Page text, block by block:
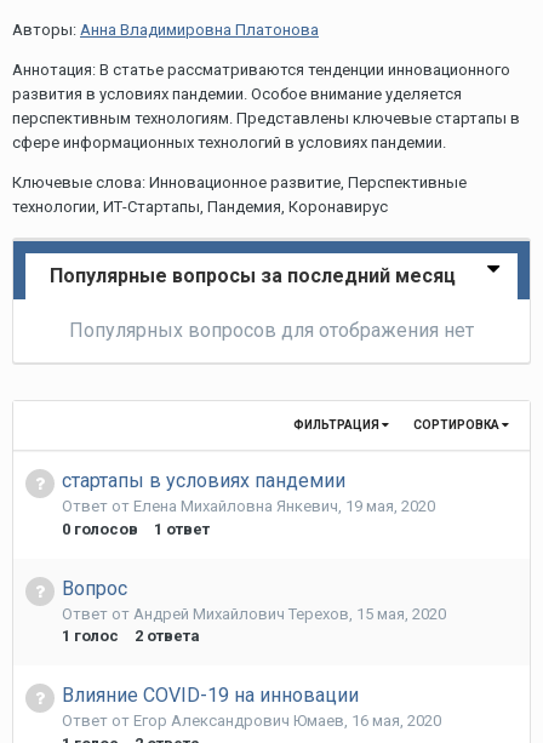
Авторы: Анна Владимировна Платонова
Аннотация: В статье рассматриваются тенденции инновационного
развития в условиях пандемии. Особое внимание уделяется
перспективным технологиям. Представлены ключевые стартапы в
сфере информационных технологий в условиях пандемии.
Ключевые слова: Инновационное развитие, Перспективные
технологии, ИТ-Стартапы, Пандемия, Коронавирус
Популярные вопросы за последний месяц
Популярных вопросов для отображения нет
СОРТИРОВКА
ФИЛЬТРАЦИЯ
стартапы в условиях пандемии
Ответ от Елена Михайловна Янкевич, 19 мая, 2020
0 голосов 1 ответ
Вопрос
Ответ от Андрей Михайлович Терехов 15 мая, 2020
1 голос 2 ответа
Влияние COVID-19 на инновации
Ответ от Егор Александрович Юмаев, 16 мая, 2020